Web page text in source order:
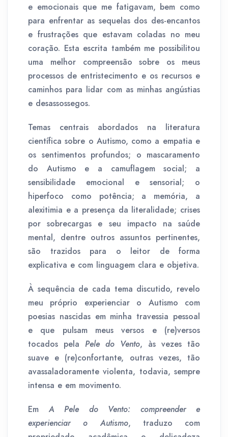
e emocionais que me fatigavam, bem como
para enfrentar as sequelas dos des-encantos
e frustrações que estavam coladas no meu
coração. Esta escrita também me possibilitou
uma melhor compreensão sobre os meus
processos de entristecimento e os recursos e
caminhos para lidar com as minhas angústias
e desassossegos.
Temas centrais abordados na literatura
científica sobre o Autismo, como a empatia e
os sentimentos profundos; o mascaramento
do Autismo e a camuflagem social; a
sensibilidade emocional e sensorial; o
hiperfoco como potência; a memória, a
alexitimia e a presença da literalidade; crises
por sobrecargas e seu impacto na saúde
mental, dentre outros assuntos pertinentes,
são trazidos para o leitor de forma
explicativa e com linguagem clara e objetiva.
À sequência de cada tema discutido, revelo
meu próprio experienciar o Autismo com
poesias nascidas em minha travessia pessoal
e que pulsam meus versos e (re)versos
tocados pela Pele do Vento, às vezes tão
suave e (re)confortante, outras vezes, tão
avassaladoramente violenta, todavia, sempre
intensa e em movimento.
EmA Pele do Vento: compreender e
experienciar o Autismo, traduzo com